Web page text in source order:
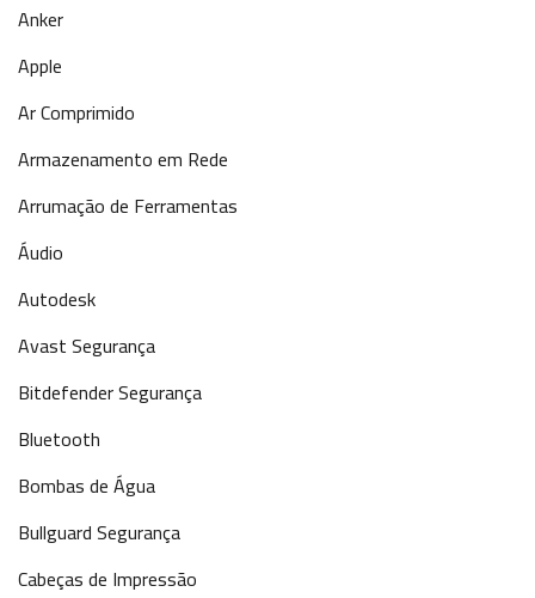
Anker
Apple
Ar Comprimido
Armazenamento em Rede
Arrumação de Ferramentas
Áudio
Autodesk
Avast Segurança
Bitdefender Segurança
Bluetooth
Bombas de Água
Bullguard Segurança
Cabeças de Impressão